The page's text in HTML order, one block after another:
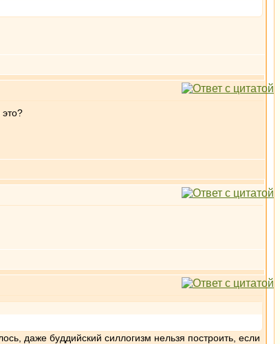
даже буддийский силлогизм нельзя построить, если